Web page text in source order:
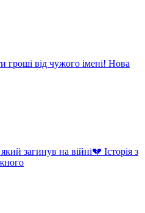
гроші від чужого імені! Нова
загинув на війні💔 Історія з